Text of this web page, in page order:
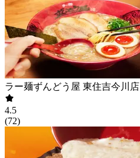
ラー麺ずんどう屋 東住吉今川店
4.5
(72)